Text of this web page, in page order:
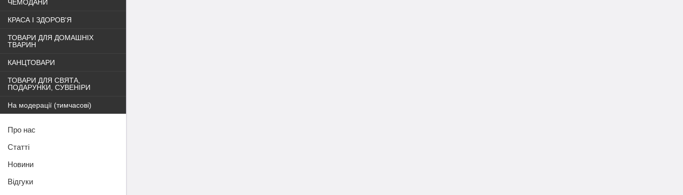
ЧЕМОДАНИ
КРАСА І ЗДОРОВ'Я
ТОВАРИ ДЛЯ ДОМАШНІХ
ТВАРИН
КАНЦТОВАРИ
ТОВАРИ ДЛЯ СВЯТА,
ПОДАРУНКИ, СУВЕНІРИ
На модерації (тимчасові)
Про нас
Статті
Новини
Відгуки